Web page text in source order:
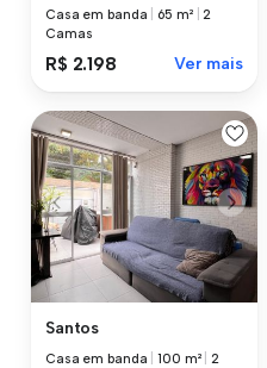
Casa em banda 65 m² |2
Camas
R$ 2.198 Ver mais
Santos
Casa em banda |100 m² |2